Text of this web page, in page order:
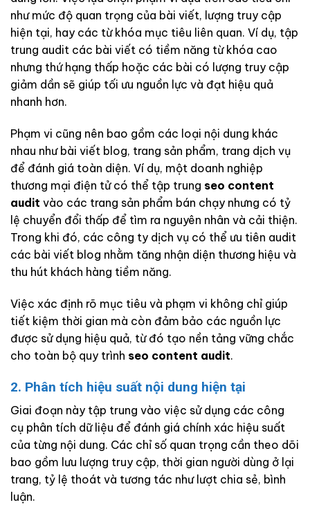
như mức độ quan trọng của bài viết, lượng truy cập
hiện tại, hay các từ khóa mục tiêu liên quan. Ví dụ, tập
trung audit các bài viết có tiềm năng từ khóa cao
nhưng thứ hạng thấp hoặc các bài có lượng truy cập
giảm dần sẽ giúp tối ưu nguồn lực và đạt hiệu quả
nhanh hơn.
Phạm vi cũng nên bao gồm các loại nội dung khác
nhau như bài viết blog, trang sản phẩm, trang dịch vụ
để đánh giá toàn diện. Ví dụ, một doanh nghiệp
thương mại điện tử có thể tập trung seo content
audit vào các trang sản phẩm bán chạy nhưng có tỷ
lệ chuyển đổi thấp để tìm ra nguyên nhân và cải thiện.
Trong khi đó, các công ty dịch vụ có thể ưu tiên audit
các bài viết blog nhằm tăng nhận diện thương hiệu và
thu hút khách hàng tiềm năng.
Việc xác định rõ mục tiêu và phạm vi không chỉ giúp
tiết kiệm thời gian mà còn đảm bảo các nguồn lực
được sử dụng hiệu quả, từ đó tạo nền tảng vững chắc
cho toàn bộ quy trình seo content audit.
2. Phân tích hiệu suất nội dung hiện tại
Giai đoạn này tập trung vào việc sử dụng các công
cụ phân tích dữ liệu để đánh giá chính xác hiệu suất
của từng nội dung. Các chỉ số quan trọng cần theo dõi
bao gồm lưu lượng truy cập, thời gian người dùng ở lại
trang, tỷ lệ thoát và tương tác như lượt chia sẻ, bình
luận.